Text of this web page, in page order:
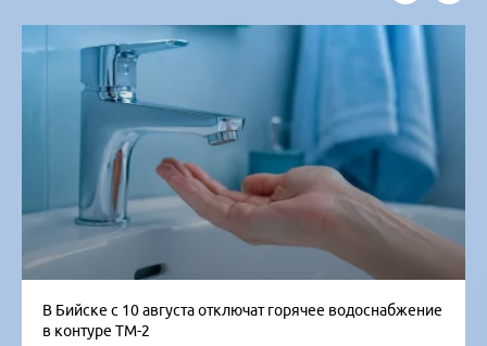
В Бийске с 10 августа отключат горячее водоснабжение
в контуре ТМ-2